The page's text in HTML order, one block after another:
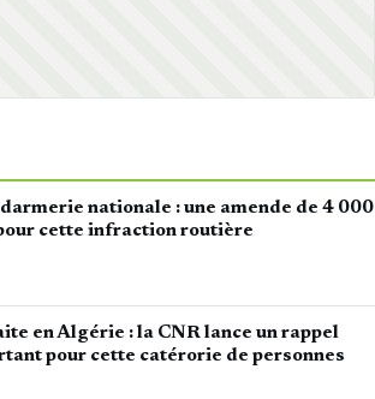
nationale : une amende de 4 000
cette infraction routière
en Algérie : la CNR lance un rappel
pour cette catérorie de personnes